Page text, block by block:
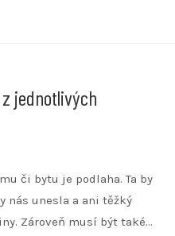
jednotlivých
či bytu je podlaha. Ta by
nás unesla a ani těžký
Zároveň musí být také…